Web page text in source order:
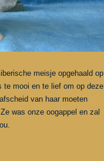
meisje opgehaald op
te mooi en te lief om op deze
van haar moeten
was onze oogappel en zal